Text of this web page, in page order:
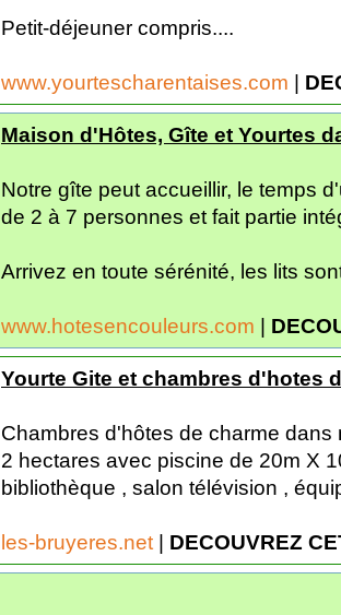
Petit-déjeuner compris....
www.yourtescharentaises.com |
Maison d'Hôtes, Gîte et Yourtes
Notre gîte peut accueillir, le temps
de 2 à 7 personnes et fait partie
Arrivez en toute sérénité, les lits
www.hotesencouleurs.com |
Yourte Gite et chambres d'hotes
Chambres d'hôtes de charme
2 hectares avec piscine de 20m X
bibliothèque , salon télévision ,
les-bruyeres.net | DECOUVREZ